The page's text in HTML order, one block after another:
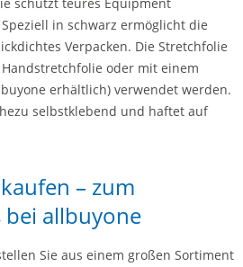
in schwarz ermöglicht die
Verpacken. Die Stretchfolie
oder mit einem
erhältlich) verwendet werden.
selbstklebend und haftet auf
– zum
bei allbuyone
Sie aus einem großen Sortiment